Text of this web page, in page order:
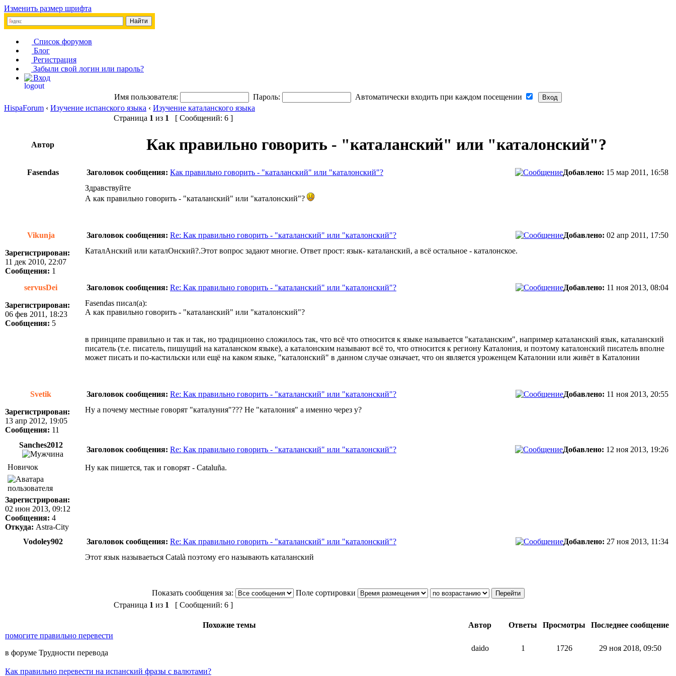
Изменить размер шрифта
Список форумов
Блог
Регистрация
Забыли свой логин или пароль?
Вход
Имя пользователя: Пароль:
Автоматически входить при каждом посещении
HispaForum ‹ Изучение испанского языка ‹ Изучение каталанского языка
Страница 1 из 1 [ Сообщений: 6 ]
Автор Как правильно говорить - "каталанский" или "каталонский"?
Fasendas Заголовок сообщения: Как правильно говорить - "каталанский" или "каталонский"? Добавлено: 15 мар 2011, 16:58
Здравствуйте
А как правильно говорить - "каталанский" или "каталонский"?
Vikunja Заголовок сообщения: Re: Как правильно говорить - "каталанский" или "каталонский"? Добавлено: 02 апр 2011, 17:50
Зарегистрирован:
11 дек 2010, 22:07
Сообщения: 1
КаталАнский или каталОнский?.Этот вопрос задают многие. Ответ прост: язык- каталанский, а всё остальное - каталонское.
servusDei Заголовок сообщения: Re: Как правильно говорить - "каталанский" или "каталонский"? Добавлено: 11 ноя 2013, 08:04
Зарегистрирован:
06 фев 2011, 18:23
Сообщения: 5
Fasendas писал(а):
А как правильно говорить - "каталанский" или "каталонский"?
в принципе правильно и так и так, но традиционно сложилось так, что всё что относится к языке называется "каталанским", например каталанский язык, каталанский
писатель (т.е. писатель, пишущий на каталанском языке), а каталонским называют всё то, что относится к региону Каталония, и поэтому каталонский писатель вполне
может писать и по-кастильски или ещё на каком языке, "каталонский" в данном случае означает, что он является уроженцем Каталонии или живёт в Каталонии
Svetik Заголовок сообщения: Re: Как правильно говорить - "каталанский" или "каталонский"? Добавлено: 11 ноя 2013, 20:55
Зарегистрирован:
13 апр 2012, 19:05
Сообщения: 11
Ну а почему местные говорят "каталуния"??? Не "каталония" а именно через у?
Sanches2012
Заголовок сообщения: Re: Как правильно говорить - "каталанский" или "каталонский"? Добавлено: 12 ноя 2013, 19:26
Новичок
Зарегистрирован:
02 июн 2013, 09:12
Сообщения: 4
Откуда: Astra-City
Ну как пишется, так и говорят - Cataluña.
Vodoley902 Заголовок сообщения: Re: Как правильно говорить - "каталанский" или "каталонский"? Добавлено: 27 ноя 2013, 11:34
Этот язык называеться Català поэтому его называють каталанский
Показать сообщения за:
Поле сортировки
Страница 1 из 1 [ Сообщений: 6 ]
Похожие темы Автор Ответы Просмотры
Последнее сообщение
помогите правильно перевести
в форуме Трудности перевода
daido 1 1726 29 ноя 2018, 09:50
Как правильно перевести на испанский фразы с валютами?